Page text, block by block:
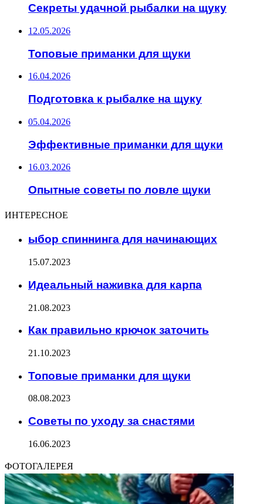
Секреты удачной рыбалки на щуку
12.05.2026
Топовые приманки для щуки
16.04.2026
Подготовка к рыбалке на щуку
05.04.2026
Эффективные приманки для щуки
16.03.2026
Опытные советы по ловле щуки
ИНТЕРЕСНОЕ
ыбор спиннинга для начинающих
15.07.2023
Идеальный наживка для карпа
21.08.2023
Как правильно крючок заточить
21.10.2023
Топовые приманки для щуки
08.08.2023
Советы по уходу за снастями
16.06.2023
ФОТОГАЛЕРЕЯ